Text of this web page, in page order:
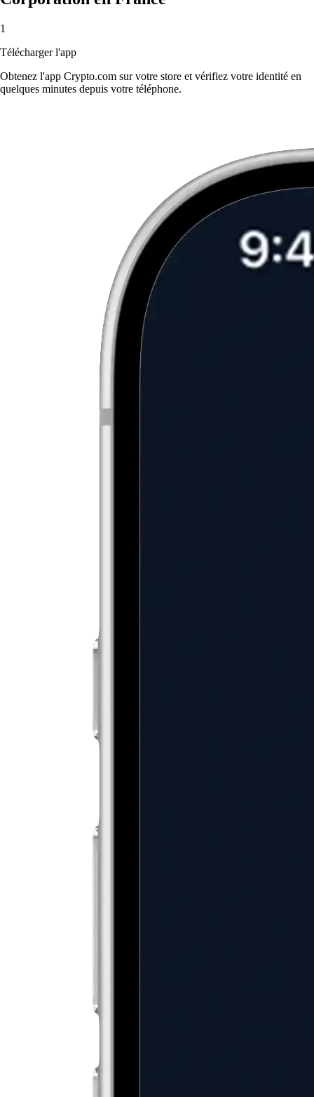
1
Télécharger l'app
Obtenez l'app Crypto.com sur votre store et vérifiez votre identité en
quelques minutes depuis votre téléphone.